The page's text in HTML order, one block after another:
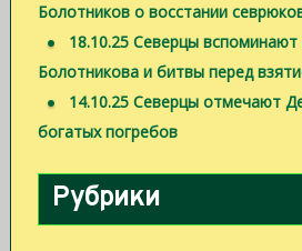
Болотников о восстании
18.10.25 Северцы
Болотникова и битвы перед
14.10.25 Северцы отмечают
богатых погребов
Рубрики